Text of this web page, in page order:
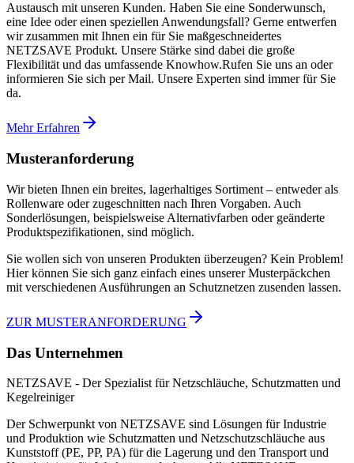
Austausch mit unseren Kunden. Haben Sie eine Sonderwunsch,
eine Idee oder einen speziellen Anwendungsfall? Gerne entwerfen
wir zusammen mit Ihnen ein für Sie maßgeschneidertes
NETZSAVE Produkt. Unsere Stärke sind dabei die große
Flexibilität und das umfassende Knowhow.Rufen Sie uns an oder
informieren Sie sich per Mail. Unsere Experten sind immer für Sie
da.
Mehr Erfahren
Musteranforderung
Wir bieten Ihnen ein breites, lagerhaltiges Sortiment – entweder als
Rollenware oder zugeschnitten nach Ihren Vorgaben. Auch
Sonderlösungen, beispielsweise Alternativfarben oder geänderte
Produktspezifikationen, sind möglich.
Sie wollen sich von unseren Produkten überzeugen? Kein Problem!
Hier können Sie sich ganz einfach eines unserer Musterpäckchen
mit verschiedenen Ausführungen an Schutznetzen zusenden lassen.
ZUR MUSTERANFORDERUNG
Das Unternehmen
NETZSAVE - Der Spezialist für Netzschläuche, Schutzmatten und
Kegelreiniger
Der Schwerpunkt von NETZSAVE sind Lösungen für Industrie
und Produktion wie Schutzmatten und Netzschutzschläuche aus
Kunststoff (PE, PP, PA) für die Lagerung und den Transport und